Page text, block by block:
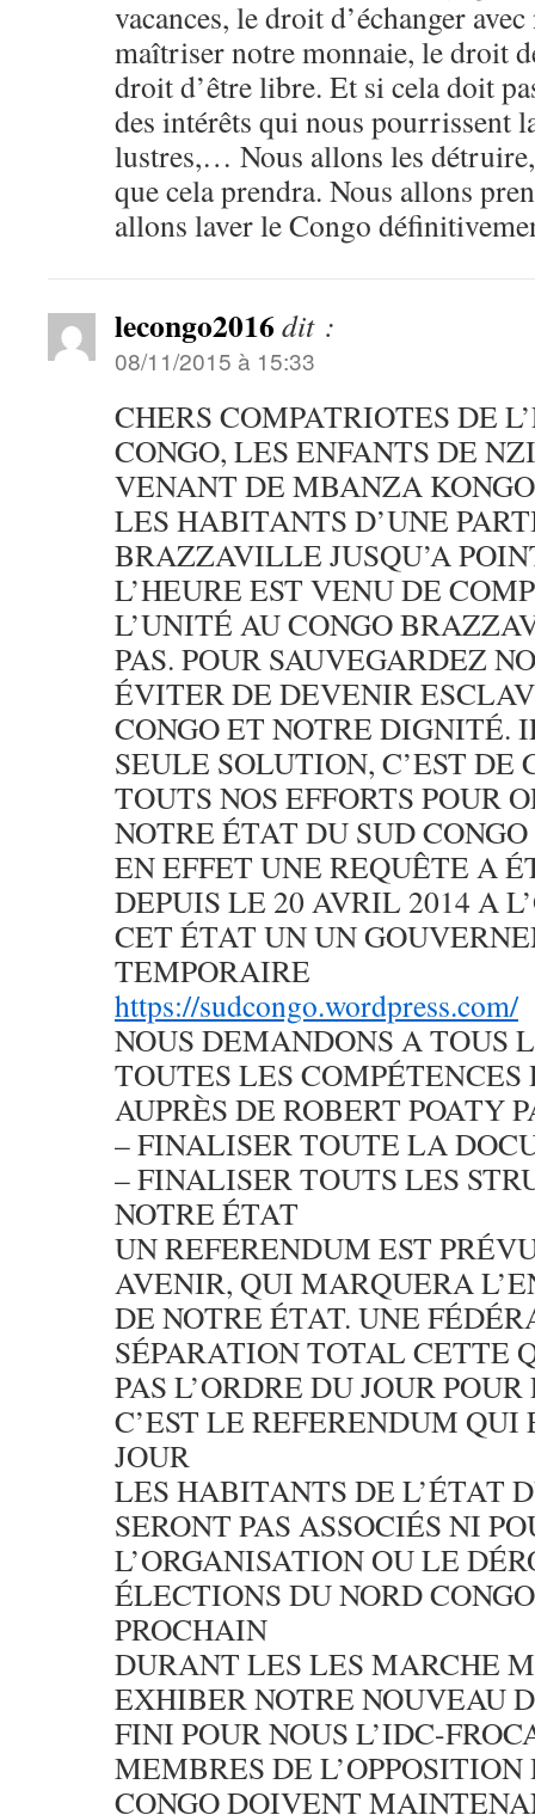
vacances, le droit d’échanger
maîtriser notre monnaie, le droit
droit d’être libre. Et si cela doit
des intérêts qui nous pourrissent
lustres,… Nous allons les
que cela prendra. Nous allons
allons laver le Congo
lecongo2016 dit :
08/11/2015 à 15:33
CHERS COMPATRIOTES DE
CONGO, LES ENFANTS DE
VENANT DE MBANZA
LES HABITANTS D’UNE
BRAZZAVILLE JUSQU’A
L’HEURE EST VENU DE
L’UNITÉ AU CONGO
PAS. POUR SAUVEGARDEZ
ÉVITER DE DEVENIR
CONGO ET NOTRE DIGNITÉ.
SEULE SOLUTION, C’EST DE
TOUTS NOS EFFORTS POUR
NOTRE ÉTAT DU SUD CONGO
EN EFFET UNE REQUÊTE A
DEPUIS LE 20 AVRIL 2014 A
CET ÉTAT UN UN
TEMPORAIRE
https://sudcongo.wordpress.com/
NOUS DEMANDONS A TOUS
TOUTES LES COMPÉTENCES
AUPRÈS DE ROBERT POATY
– FINALISER TOUTE LA
– FINALISER TOUTS LES
NOTRE ÉTAT
UN REFERENDUM EST
AVENIR, QUI MARQUERA
DE NOTRE ÉTAT. UNE
SÉPARATION TOTAL CETTE
PAS L’ORDRE DU JOUR
C’EST LE REFERENDUM QUI
JOUR
LES HABITANTS DE L’ÉTAT
SERONT PAS ASSOCIÉS NI
L’ORGANISATION OU LE
ÉLECTIONS DU NORD
PROCHAIN
DURANT LES LES MARCHE
EXHIBER NOTRE NOUVEAU
FINI POUR NOUS L’IDC-
MEMBRES DE
CONGO DOIVENT